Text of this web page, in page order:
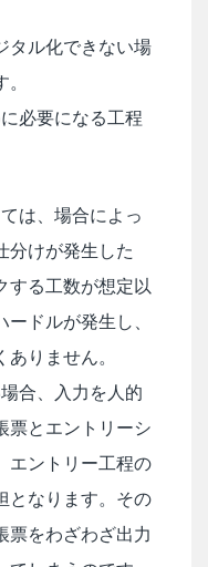
タル化できない場
必要になる工程
は、場合によっ
分けが発生した
する工数が想定以
ドルが発生し、
りません。
合、入力を人的
票とエントリーシ
エントリー工程の
となります。その
票をわざわざ出力